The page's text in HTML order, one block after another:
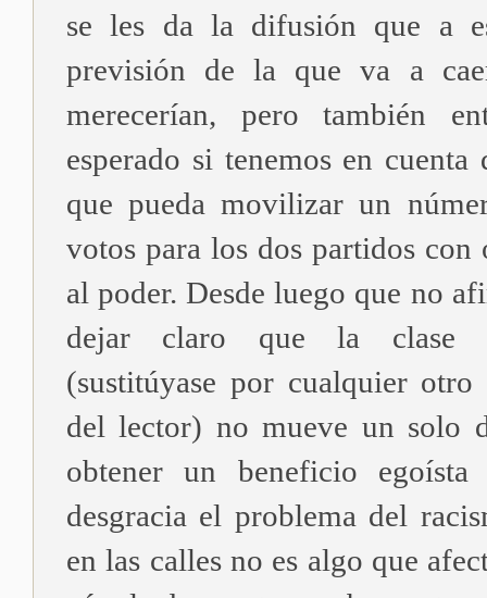
se les da la difusión que a
previsión de la que va a
merecerían, pero también
esperado si tenemos en
que pueda movilizar un
votos para los dos partidos con
al poder. Desde luego que no
dejar claro que la clase
(sustitúyase por cualquier
del lector) no mueve un solo
obtener un beneficio
desgracia el problema del
en las calles no es algo que